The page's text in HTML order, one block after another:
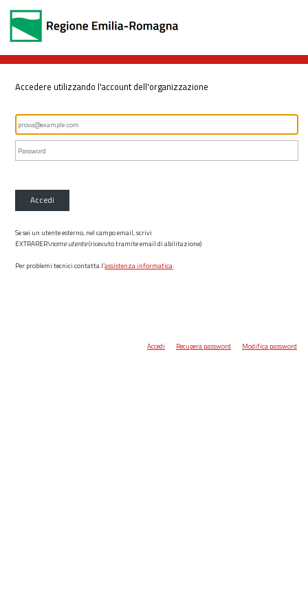
Accedere utilizzando l'account dell'organizzazione
Accedi
Se sei un utente esterno, nel campo email, scrivi
EXTRARER\nome utente(ricevuto tramite email di abilitazione)
Per problemi tecnici contatta l’assistenza informatica.
Accedi Recupera password Modifica password